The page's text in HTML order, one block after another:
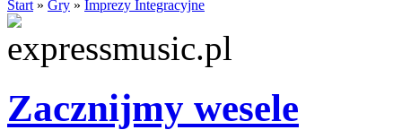
Start » Gry » Imprezy Integracyjne
Zacznijmy wesele